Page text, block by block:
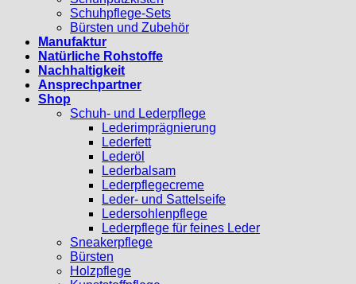
Schuhpflege-Sets
Bürsten und Zubehör
Manufaktur
Natürliche Rohstoffe
Nachhaltigkeit
Ansprechpartner
Shop
Schuh- und Lederpflege
Lederimprägnierung
Lederfett
Lederöl
Lederbalsam
Lederpflegecreme
Leder- und Sattelseife
Ledersohlenpflege
Lederpflege für feines Leder
Sneakerpflege
Bürsten
Holzpflege